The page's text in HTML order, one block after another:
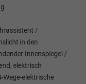
/
in den
Innenspiegel /
elektrisch
Wege-elektrische